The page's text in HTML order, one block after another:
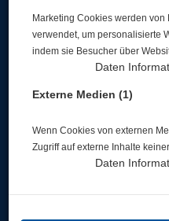
* inkl. MwSt.zzgl.
Marketing Cookies werden
verwendet, um personalisierte
indem sie Besucher über
Daten
Externe Medien (1)
Wenn Cookies von externen
Zugriff auf externe Inhalte
Daten